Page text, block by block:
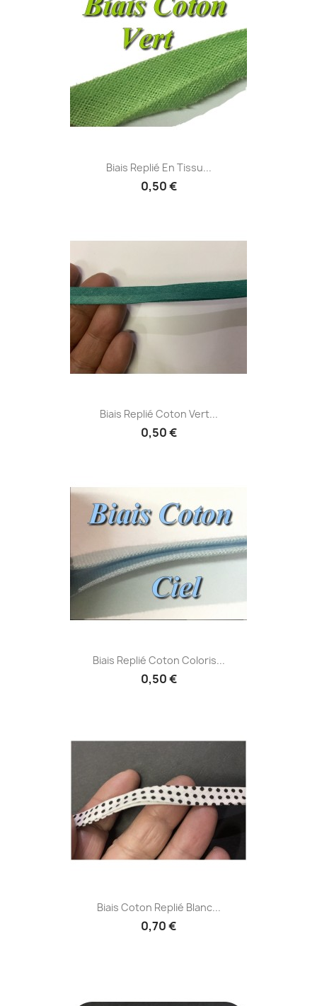
Biais Replié En Tissu...
0,50 €
Biais Replié Coton Vert...
0,50 €
Biais Replié Coton Coloris...
0,50 €
Biais Coton Replié Blanc...
0,70 €